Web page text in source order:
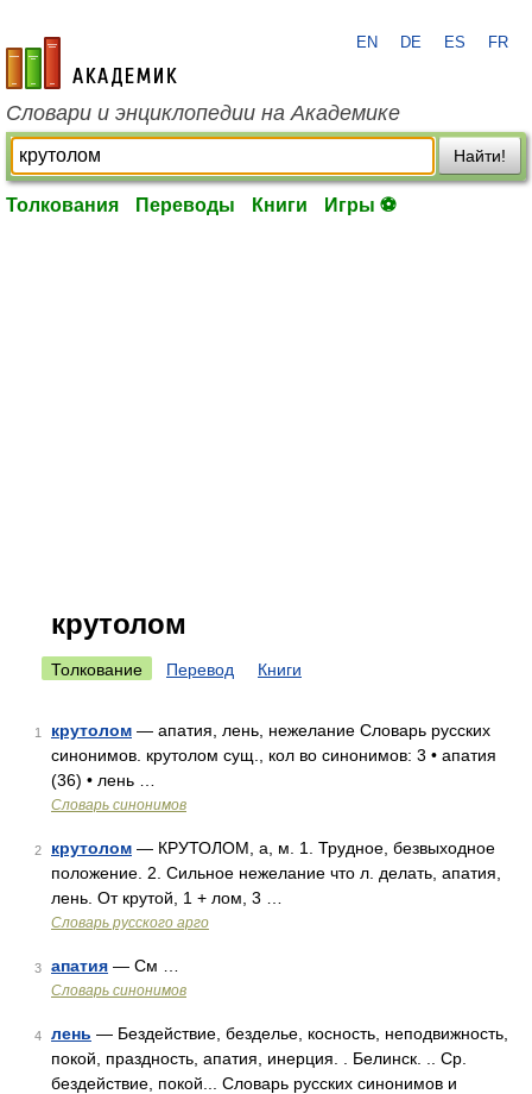
academic.ru
EN DE ES FR
Словари и энциклопедии на Академике
Найти!
Толкования Переводы Книги Игры ⚽
крутолом
Толкование Перевод Книги
1 крутолом — апатия, лень, нежелание Словарь русских
синонимов. крутолом сущ., кол во синонимов: 3 • апатия
(36) • лень …
Словарь синонимов
2 крутолом — КРУТОЛОМ, а, м. 1. Трудное, безвыходное
положение. 2. Сильное нежелание что л. делать, апатия,
лень. От крутой, 1 + лом, 3 …
Словарь русского арго
3 апатия — См …
Словарь синонимов
4 лень — Бездействие, безделье, косность, неподвижность,
покой, праздность, апатия, инерция. . Белинск. .. Ср.
бездействие, покой... Словарь русских синонимов и